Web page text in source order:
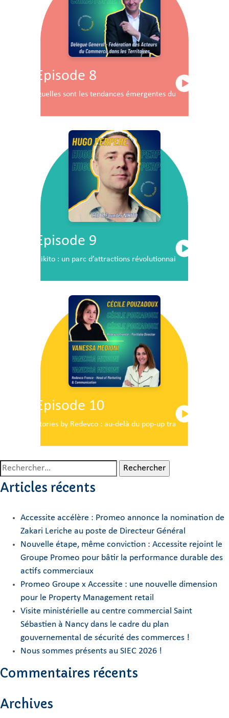
Episode 8
Quelles sont les tendances émergentes du commerce en
Episode 9
Nikito : un parc d’attractions révolutionnaire en plein
Episode 10
Stories by Redevco : au-delà du pop-up traditionnel
Rechercher :
Articles récents
Accessite accélère : Promeo annonce la nomination de
Zakari Leriche au poste de Directeur Général
Nouvelle étape, même conviction : Accessite rejoint le
Groupe Promeo pour bâtir la performance durable des
actifs commerciaux
Promeo Groupe x Accessite : une nouvelle dimension
pour le Property Management retail
Visite ministérielle au centre commercial Saint
Sébastien à Nancy dans le cadre du plan
gouvernemental de sécurité des commerces !
Nous sommes présents au SIEC 2026 !
Commentaires récents
Archives